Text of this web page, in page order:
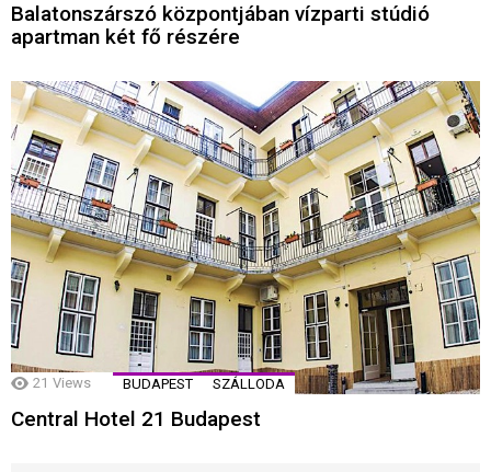
Balatonszárszó központjában vízparti stúdió
apartman két fő részére
21 Views BUDAPEST SZÁLLODA
Central Hotel 21 Budapest